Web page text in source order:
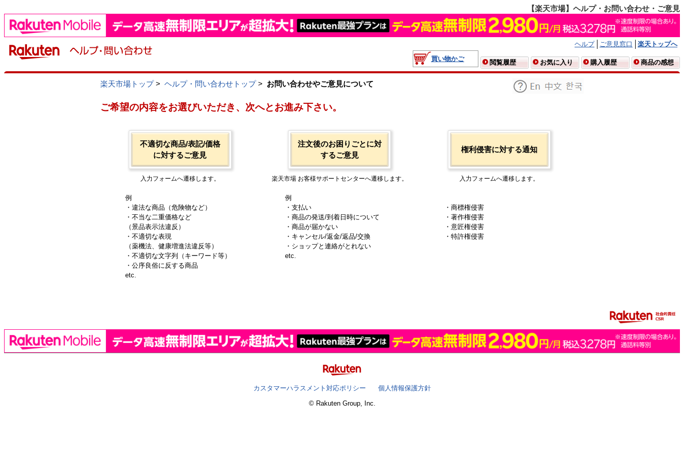
【楽天市場】ヘルプ・お問い合わせ・ご意見
ヘルプ ご意見窓口
楽天トップへ
買い物かご
閲覧履歴 お気に入り 購入履歴 商品の感想
楽天市場トップ> ヘルプ・問い合わせトップ> お問い合わせやご意見について
ご希望の内容をお選びいただき、次へとお進み下さい。
不適切な商品/表記/価格
に対するご意見
入力フォームへ遷移します。
例
・違法な商品（危険物など）
・不当な二重価格など
（景品表示法違反）
・不適切な表現
（薬機法、健康増進法違反等）
・不適切な文字列（キーワード等）
・公序良俗に反する商品
etc.
注文後のお困りごとに対
するご意見
楽天市場 お客様サポートセンターへ遷移します。
例
・支払い
・商品の発送/到着日時について
・商品が届かない
・キャンセル/返金/返品/交換
・ショップと連絡がとれない
etc.
権利侵害に対する通知
入力フォームへ遷移します。
・商標権侵害
・著作権侵害
・意匠権侵害
・特許権侵害
カスタマーハラスメント対応ポリシー
個人情報保護方針
© Rakuten Group, Inc.